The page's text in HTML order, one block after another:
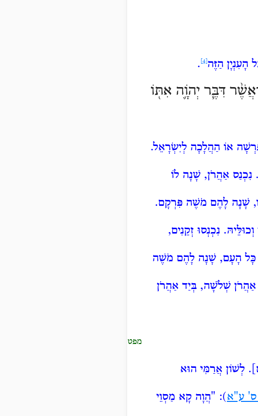
הָעִנְיָן הַזֶּה .
דִּבֶּ֧ר יְהֹוָ֛ה אִתּ֖וֹ
אוֹ הַהֲלָכָה לְיִשְׂרָאֵל.
אַהֲרֹן, שָׁנָה לוֹ
שָׁנָה לָהֶם מֹשֶׁה פִּרְקָם.
נִכְנְסוּ זְקֵנִים,
כָּל הָעָם, שָׁנָה לָהֶם מֹשֶׁה
אַהֲרֹן שְׁלֹשָׁה, בְּיַד אַהֲרֹן
מפטיר
לְשׁוֹן אֲרַמִּי הוּא
ס' ע"א): "הֲוָה קָא מַסְוֵי